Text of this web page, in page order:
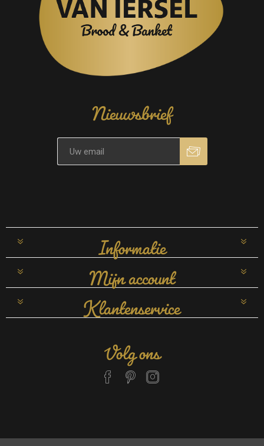
Nieuwsbrief
Informatie
Mijn account
Klantenservice
Volg ons